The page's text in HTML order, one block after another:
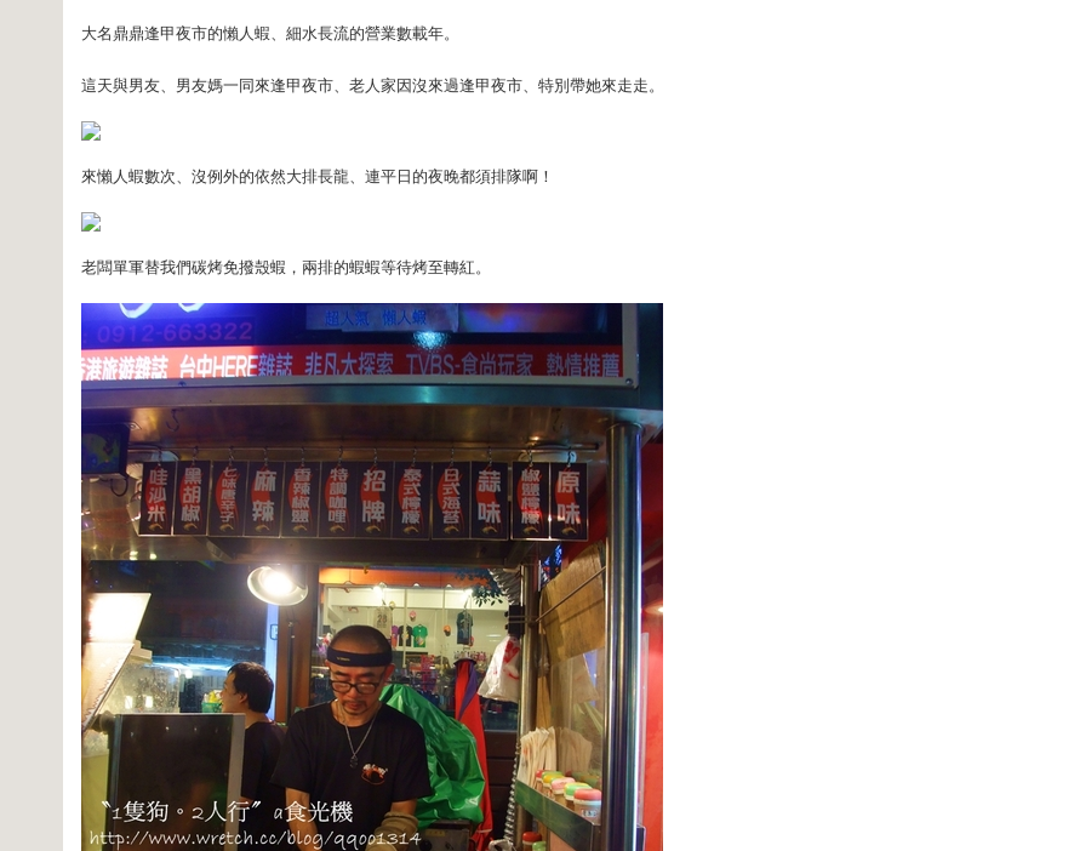
大名鼎鼎逢甲夜市的懶人蝦、細水長流的營業數載年。
這天與男友、男友媽一同來逢甲夜市、老人家因沒來過逢甲夜市、特別帶她來走走。
來懶人蝦數次、沒例外的依然大排長龍、連平日的夜晚都須排隊啊！
老闆單軍替我們碳烤免撥殼蝦，兩排的蝦蝦等待烤至轉紅。